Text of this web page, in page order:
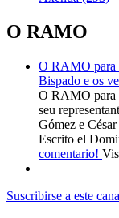
O RAMO
O RAMO para
Bispado e os
O RAMO para
seu
Gómez e
Escrito el
comentario!
Suscribirse a este